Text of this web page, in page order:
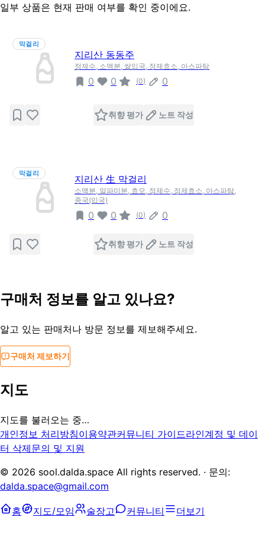
일부 상품은 현재 판매 여부를 확인 중이에요.
막걸리
지리산 동동주
정제수, 소맥분, 쌀입국, 정제효소, 아스파탐
0 0 (0) 0
취향 평가 노트 작성
막걸리
지리산 生 막걸리
소맥분, 알파미분, 효모, 정제수, 정제효소, 아스파탐,
종국(입국)
0 0 (0) 0
취향 평가 노트 작성
구매처 정보를 알고 있나요?
알고 있는 판매처나 방문 정보를 제보해주세요.
구매처 제보하기
지도
지도를 불러오는 중…
개인정보 처리방침이용약관커뮤니티 가이드라인계정 및 데이
터 삭제문의 및 지원
© 2026 sool.dalda.space All rights reserved. · 문의:
dalda.space@gmail.com
홈 지도/모임 술장고 커뮤니티 더보기